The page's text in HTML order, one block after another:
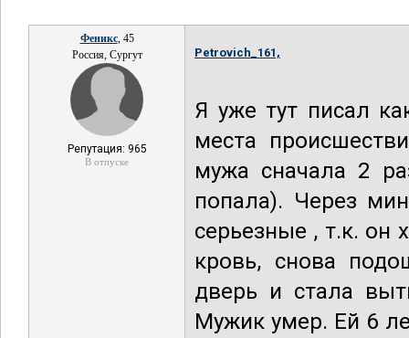
Феникс, 45
Россия, Сургут
Репутация: 965
В отпуске
Petrovich_161,
Я уже тут писал
места
мужа сначала 2
попала). Через
серьезные , т.к. он
кровь, снова
дверь и стала
Мужик умер. Ей 6